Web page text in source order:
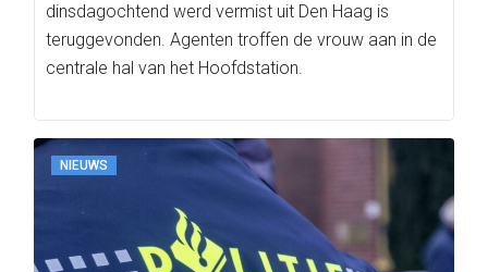
dinsdagochtend werd vermist uit Den Haag is
teruggevonden. Agenten troffen de vrouw aan in de
centrale hal van het Hoofdstation.
NIEUWS